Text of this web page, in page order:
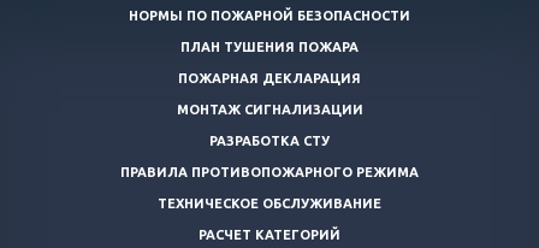
НОРМЫ ПО ПОЖАРНОЙ БЕЗОПАСНОСТИ
ПЛАН ТУШЕНИЯ ПОЖАРА
ПОЖАРНАЯ ДЕКЛАРАЦИЯ
МОНТАЖ СИГНАЛИЗАЦИИ
РАЗРАБОТКА СТУ
ПРАВИЛА ПРОТИВОПОЖАРНОГО РЕЖИМА
ТЕХНИЧЕСКОЕ ОБСЛУЖИВАНИЕ
РАСЧЕТ КАТЕГОРИЙ